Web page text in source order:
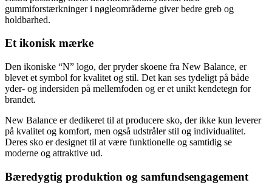
gummiforstærkninger i nøgleområderne giver bedre greb og
holdbarhed.
Et ikonisk mærke
Den ikoniske “N” logo, der pryder skoene fra New Balance, er
blevet et symbol for kvalitet og stil. Det kan ses tydeligt på både
yder- og indersiden på mellemfoden og er et unikt kendetegn for
brandet.
New Balance er dedikeret til at producere sko, der ikke kun leverer
på kvalitet og komfort, men også udstråler stil og individualitet.
Deres sko er designet til at være funktionelle og samtidig se
moderne og attraktive ud.
Bæredygtig produktion og samfundsengagement